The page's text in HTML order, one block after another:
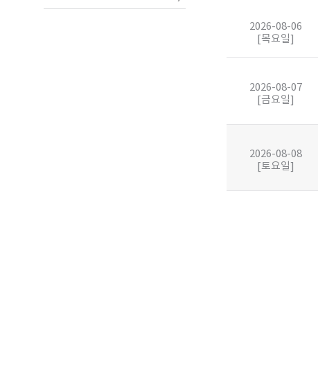
2026-08-06
[목요일]
2026-08-07
[금요일]
2026-08-08
[토요일]